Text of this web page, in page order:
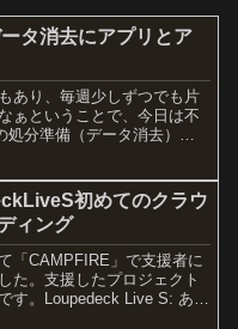
タ消去にアプリとア
あり、毎週少しずつでも片
ぁということで、今日は不
処分準備（データ消去）
うと思っています。リネッ
分にかかる...
初めてのクラウ
ィング
「CAMPFIRE」で支援者に
た。支援したプロジェクト
す。Loupedeck Live S: あら